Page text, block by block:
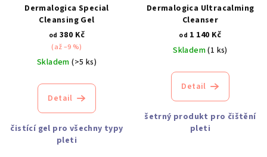
Dermalogica Special
Cleansing Gel
od 380 Kč
(až –9 %)
Skladem(>5 ks)
Detail
čistící gel pro všechny typy
pleti
Dermalogica Ultracalming
Cleanser
od 1 140 Kč
Skladem(1 ks)
Detail
šetrný produkt pro čištění
pleti